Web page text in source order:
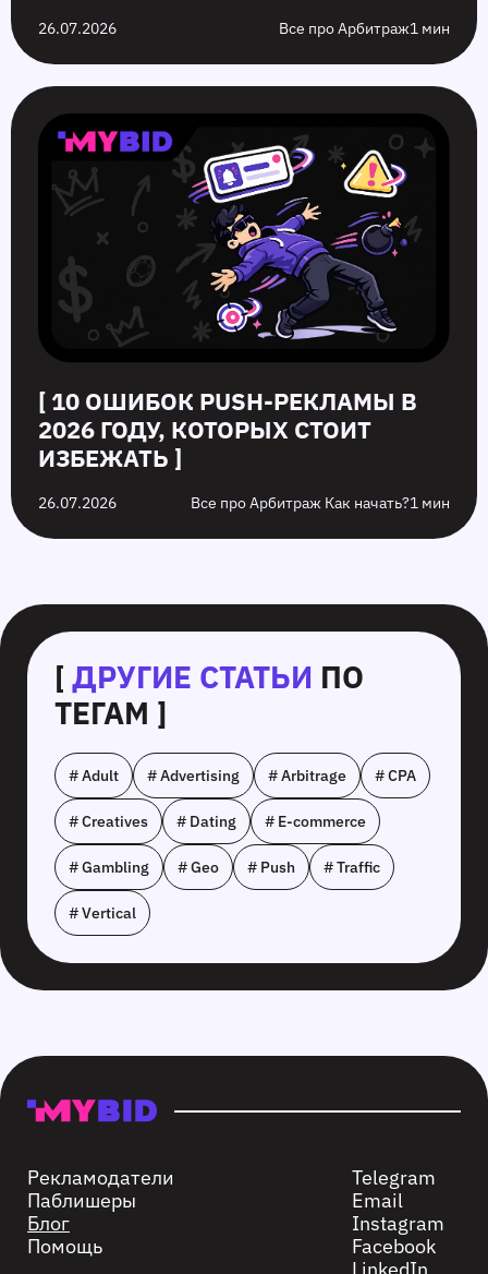
26.07.2026 Все про Арбитраж1 мин
[ 10 ОШИБОК PUSH‑РЕКЛАМЫ В
2026 ГОДУ, КОТОРЫХ СТОИТ
ИЗБЕЖАТЬ ]
26.07.2026 Все про Арбитраж Как начать?1 мин
[ ДРУГИЕ СТАТЬИ ПО
ТЕГАМ ]
# Adult # Advertising # Arbitrage # CPA
# Creatives # Dating # E-commerce
# Gambling # Geo # Push # Traffic
# Vertical
Рекламодатели
Паблишеры
Блог
Помощь
Telegram
Email
Instagram
Facebook